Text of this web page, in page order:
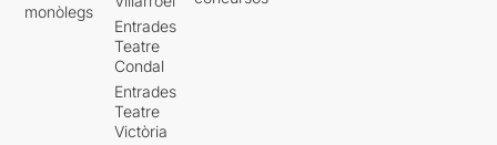
monòlegs
Entrades
Teatre
Condal
Entrades
Teatre
Victòria